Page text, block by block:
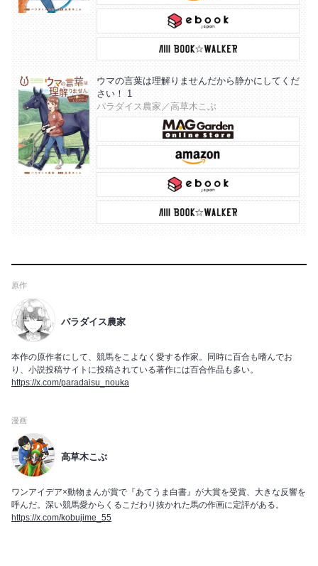
ウマの言葉は理解りませんだから静かにしてくだ
さい！ 1
パラダイス農家／高草木こぶ
原作
パラダイス農家
本作の原作者にして、競馬をこよなく愛する作家。同時に百合も嗜んでお
り、小説投稿サイトに投稿されている著作には百合作品も多い。
https://x.com/paradaisu_nouka
漫画
高草木こぶ
ワンアイデア×動物まんが賞で『あてうま白書』が大賞を受賞、大きな反響を
呼んだ。深い競馬愛からくるこだわり抜かれた馬の作画に定評がある。
https://x.com/kobujime_55